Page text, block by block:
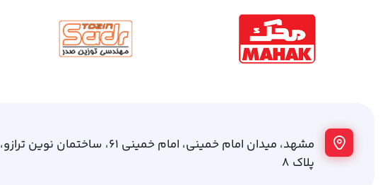
مشهد، میدان امام خمینی، امام خمینی 61، ساختمان نوین ترازو،
پلاک 8